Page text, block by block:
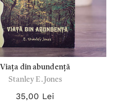
Viața din abundență
Stanley E. Jones
35,00 Lei